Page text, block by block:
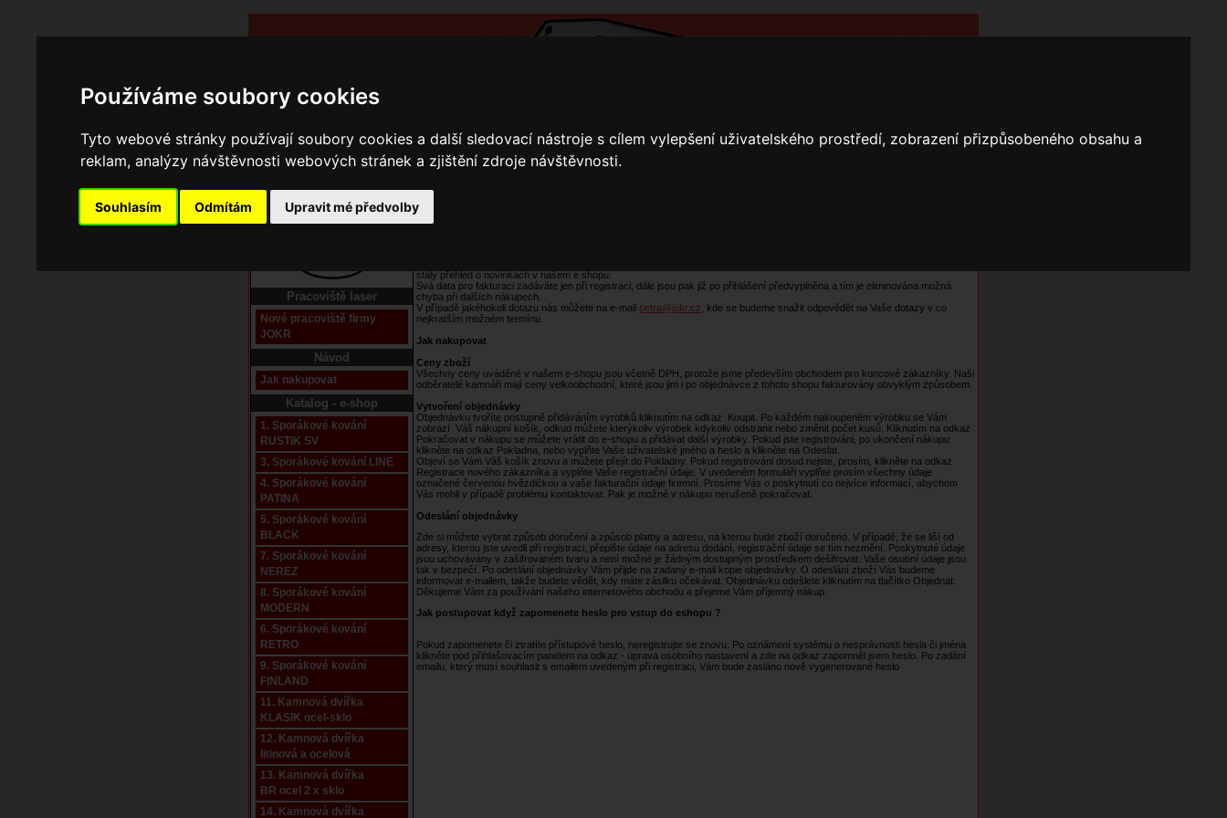
Používáme soubory cookies
Tyto webové stránky používají soubory cookies a další sledovací nástroje s cílem vylepšení uživatelského prostředí, zobrazení přizpůsobeného obsahu a
reklam, analýzy návštěvnosti webových stránek a zjištění zdroje návštěvnosti.
Souhlasím Odmítám Upravit mé předvolby
Domů Kontakty
Pracoviště laser
Nové pracoviště firmy
JOKR
Návod
Jak nakupovat
Katalog - e-shop
1. Sporákové kování
RUSTIK SV
3. Sporákové kování LINE
4. Sporákové kování
PATINA
5. Sporákové kování
BLACK
7. Sporákové kování
NEREZ
8. Sporákové kování
MODERN
6. Sporákové kování
RETRO
9. Sporákové kování
FINLAND
11. Kamnová dvířka
KLASIK ocel-sklo
12. Kamnová dvířka
litinová a ocelová
13. Kamnová dvířka
BR ocel 2 x sklo
14. Kamnová dvířka
stálý přehled o novinkách v našem e shopu.
Svá data pro fakturaci zadáváte jen při registraci, dále jsou pak již po přihlášení předvyplněna a tím je eliminována možná
chyba při dalších nákupech.
V případě jakéhokoli dotazu nás můžete na e-mail petra@jokr.cz , kde se budeme snažit odpovědět na Vaše dotazy v co
nejkratším možném termínu.
Jak nakupovat
Ceny zboží
Všechny ceny uváděné v našem e-shopu jsou včetně DPH, protože jsme především obchodem pro koncové zákazníky. Naši
odběratelé kamnáři mají ceny velkoobchodní, které jsou jim i po objednávce z tohoto shopu fakturovány obvyklým způsobem.
Vytvoření objednávky
Objednávku tvoříte postupně přidáváním výrobků kliknutím na odkaz Koupit. Po každém nakoupeném výrobku se Vám
zobrazí Váš nákupní košík, odkud můžete kterýkoliv výrobek kdykoliv odstranit nebo změnit počet kusů. Kliknutím na odkaz
Pokračovat v nákupu se můžete vrátit do e-shopu a přidávat další výrobky. Pokud jste registrováni, po ukončení nákupu
klikněte na odkaz Pokladna, nebo vyplňte Vaše uživatelské jmého a heslo a klikněte na Odeslat.
Objeví se Vám Váš košík znovu a můžete přejít do Pokladny. Pokud registrováni dosud nejste, prosím, klikněte na odkaz
Registrace nového zákazníka a vyplňte Vaše registrační údaje. V uvedeném formuláři vyplňte prosím všechny údaje
označené červenou hvězdičkou a vaše fakturační údaje firemní. Prosíme Vás o poskytnutí co nejvíce informací, abychom
Vás mohli v případě problému kontaktovat. Pak je možné v nákupu nerušeně pokračovat.
Odeslání objednávky
Zde si můžete vybrat způsob doručení a způsob platby a adresu, na kterou bude zboží doručeno. V případě, že se liší od
adresy, kterou jste uvedli při registraci, přepište údaje na adresu dodání, registrační údaje se tím nezmění. Poskytnuté údaje
jsou uchovávány v zašifrovaném tvaru a není možné je žádným dostupným prostředkem dešifrovat. Vaše osobní údaje jsou
tak v bezpečí. Po odeslání objednávky Vám přijde na zadaný e-mail kopie objednávky. O odeslání zboží Vás budeme
informovat e-mailem, takže budete vědět, kdy máte zásilku očekávat. Objednávku odešlete kliknutím na tlačítko Objednat.
Děkujeme Vám za používání našeho internetového obchodu a přejeme Vám příjemný nákup.
Jak postupovat když zapomenete heslo pro vstup do eshopu ?
Pokud zapomenete či ztratíte přístupové heslo, neregistrujte se znovu. Po oznámení systému o nesprávnosti hesla či jména
klikněte pod přihlašovacím panelem na odkaz - úprava osobního nastavení a zde na odkaz zapomněl jsem heslo. Po zadání
emailu, který musí souhlasit s emailem uvedeným při registraci, Vám bude zasláno nově vygenerované heslo